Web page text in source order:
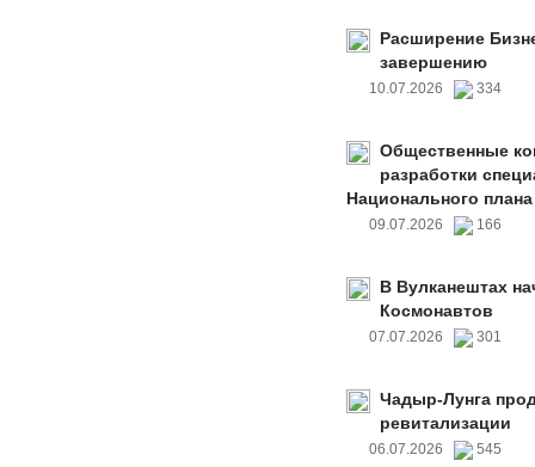
Расширение
завершению
10.07.2026 334
Общественные
разработки
Национального
09.07.2026 166
В Вулканештах
Космонавтов
07.07.2026 301
Чадыр-Лунга
ревитализации
06.07.2026 545